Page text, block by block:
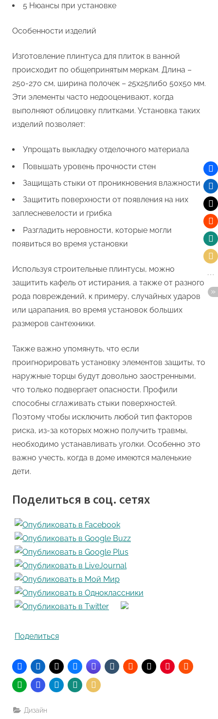
5 Нюансы при установке
Особенности изделий
Изготовление плинтуса для плиток в ванной
происходит по общепринятым меркам. Длина –
250-270 см, ширина полочек – 25х25либо 50х50 мм.
Эти элементы часто недооценивают, когда
выполняют облицовку плитками. Установка таких
изделий позволяет:
Упрощать выкладку отделочного материала
Повышать уровень прочности стен
Защищать стыки от проникновения влажности
Защитить поверхности от появления на них
заплесневелости и грибка
Разгладить неровности, которые могли
появиться во время установки
Используя строительные плинтусы, можно
защитить кафель от истирания, а также от разного
рода повреждений, к примеру, случайных ударов
или царапания, во время установок больших
размеров сантехники.
Также важно упомянуть, что если
проигнорировать установку элементов защиты, то
наружные торцы будут довольно заостренными,
что только подвергает опасности. Профили
способны сглаживать стыки поверхностей.
Поэтому чтобы исключить любой тип факторов
риска, из-за которых можно получить травмы,
необходимо устанавливать уголки. Особенно это
важно учесть, когда в доме имеются маленькие
дети.
Поделиться в соц. сетях
Поделиться
Дизайн